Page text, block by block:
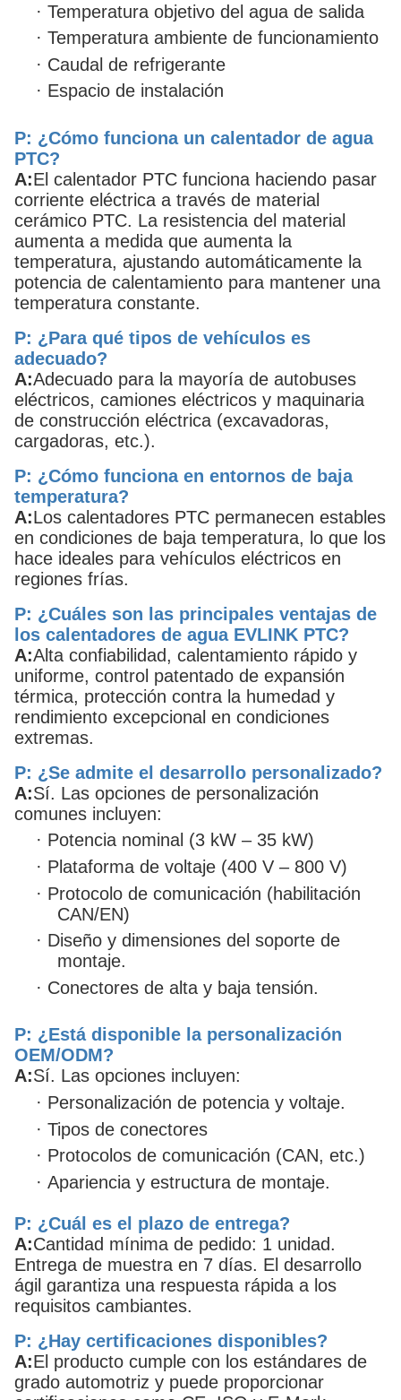
· Temperatura objetivo del agua de salida
· Temperatura ambiente de funcionamiento
· Caudal de refrigerante
· Espacio de instalación
P: ¿Cómo funciona un calentador de agua
PTC?
A:El calentador PTC funciona haciendo pasar
corriente eléctrica a través de material
cerámico PTC. La resistencia del material
aumenta a medida que aumenta la
temperatura, ajustando automáticamente la
potencia de calentamiento para mantener una
temperatura constante.
P: ¿Para qué tipos de vehículos es
adecuado?
A:Adecuado para la mayoría de autobuses
eléctricos, camiones eléctricos y maquinaria
de construcción eléctrica (excavadoras,
cargadoras, etc.).
P: ¿Cómo funciona en entornos de baja
temperatura?
A:Los calentadores PTC permanecen estables
en condiciones de baja temperatura, lo que los
hace ideales para vehículos eléctricos en
regiones frías.
P: ¿Cuáles son las principales ventajas de
los calentadores de agua EVLINK PTC?
A:Alta confiabilidad, calentamiento rápido y
uniforme, control patentado de expansión
térmica, protección contra la humedad y
rendimiento excepcional en condiciones
extremas.
P: ¿Se admite el desarrollo personalizado?
A:Sí. Las opciones de personalización
comunes incluyen:
· Potencia nominal (3 kW – 35 kW)
· Plataforma de voltaje (400 V – 800 V)
· Protocolo de comunicación (habilitación
CAN/EN)
· Diseño y dimensiones del soporte de
montaje.
· Conectores de alta y baja tensión.
P: ¿Está disponible la personalización
OEM/ODM?
A:Sí. Las opciones incluyen:
· Personalización de potencia y voltaje.
· Tipos de conectores
· Protocolos de comunicación (CAN, etc.)
· Apariencia y estructura de montaje.
P: ¿Cuál es el plazo de entrega?
A:Cantidad mínima de pedido: 1 unidad.
Entrega de muestra en 7 días. El desarrollo
ágil garantiza una respuesta rápida a los
requisitos cambiantes.
P: ¿Hay certificaciones disponibles?
A:El producto cumple con los estándares de
grado automotriz y puede proporcionar